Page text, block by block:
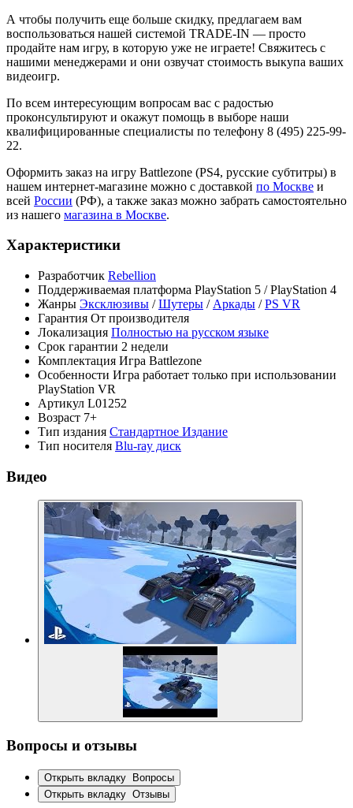
А чтобы получить еще больше скидку, предлагаем вам
воспользоваться нашей системой TRADE-IN — просто
продайте нам игру, в которую уже не играете! Свяжитесь с
нашими менеджерами и они озвучат стоимость выкупа ваших
видеоигр.
По всем интересующим вопросам вас с радостью
проконсультируют и окажут помощь в выборе наши
квалифицированные специалисты по телефону 8 (495) 225-99-
22.
Оформить заказ на игру Battlezone (PS4, русские субтитры) в
нашем интернет-магазине можно с доставкой по Москве и
всей России (РФ), а также заказ можно забрать самостоятельно
из нашего магазина в Москве.
Характеристики
Разработчик Rebellion
Поддерживаемая платформа PlayStation 5 / PlayStation 4
Жанры Эксклюзивы /Шутеры / Аркады /PS VR
Гарантия От производителя
Локализация Полностью на русском языке
Срок гарантии 2 недели
Комплектация Игра Battlezone
Особенности Игра работает только при использовании
PlayStation VR
Артикул L01252
Возраст 7+
Тип издания Стандартное Издание
Тип носителя Blu-ray диск
Видео
Вопросы и отзывы
Открыть вкладку
Вопросы
Открыть вкладку Отзывы